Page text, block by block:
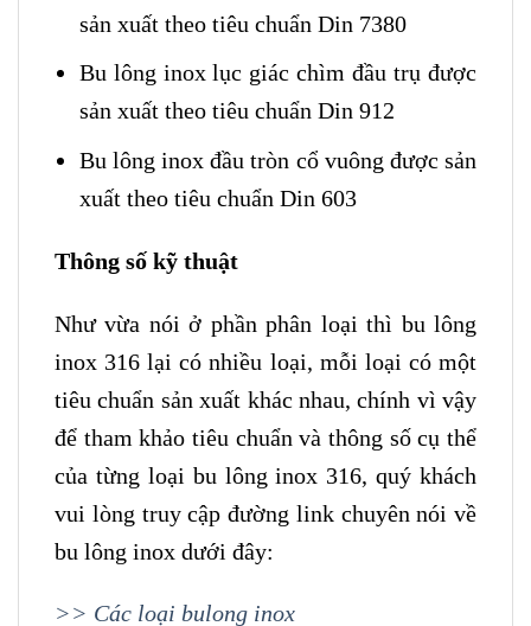
sản xuất theo tiêu chuẩn Din 7380
Bu lông inox lục giác chìm đầu trụ được
sản xuất theo tiêu chuẩn Din 912
Bu lông inox đầu tròn cổ vuông được sản
xuất theo tiêu chuẩn Din 603
Thông số kỹ thuật
Như vừa nói ở phần phân loại thì bu lông
inox 316 lại có nhiều loại, mỗi loại có một
tiêu chuẩn sản xuất khác nhau, chính vì vậy
để tham khảo tiêu chuẩn và thông số cụ thể
của từng loại bu lông inox 316, quý khách
vui lòng truy cập đường link chuyên nói về
bu lông inox dưới đây:
>> Các loại bulong inox